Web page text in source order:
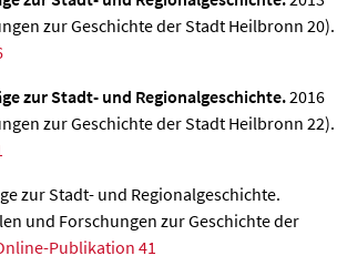
zur Geschichte der Stadt Heilbronn 20).
zur Stadt- und Regionalgeschichte.2016
zur Geschichte der Stadt Heilbronn 22).
zur Stadt- und Regionalgeschichte.
und Forschungen zur Geschichte der
Publikation 41